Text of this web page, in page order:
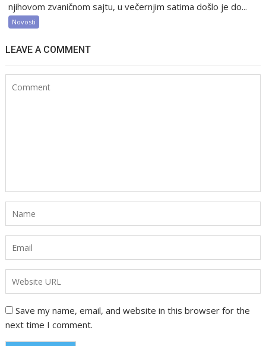
njihovom zvaničnom sajtu, u večernjim satima došlo je do...
Novosti
LEAVE A COMMENT
Save my name, email, and website in this browser for the
next time I comment.